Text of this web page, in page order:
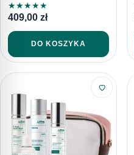
★★★★★
409,00 zł
DO KOSZYKA